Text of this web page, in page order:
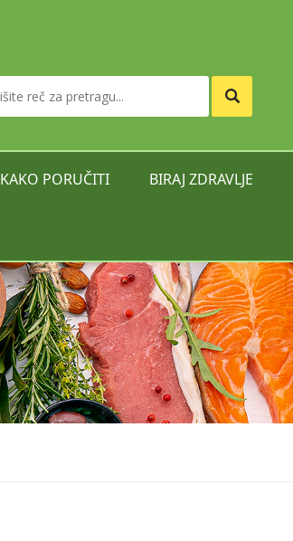
KAKO PORUČITI BIRAJ ZDRAVLJE